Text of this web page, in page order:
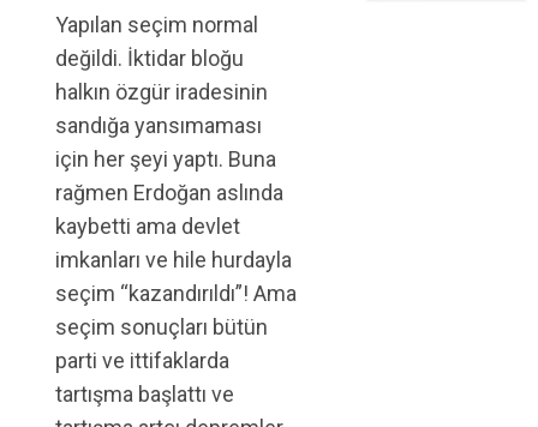
Yapılan seçim normal
değildi. İktidar bloğu
halkın özgür iradesinin
sandığa yansımaması
için her şeyi yaptı. Buna
rağmen Erdoğan aslında
kaybetti ama devlet
imkanları ve hile hurdayla
seçim “kazandırıldı”! Ama
seçim sonuçları bütün
parti ve ittifaklarda
tartışma başlattı ve